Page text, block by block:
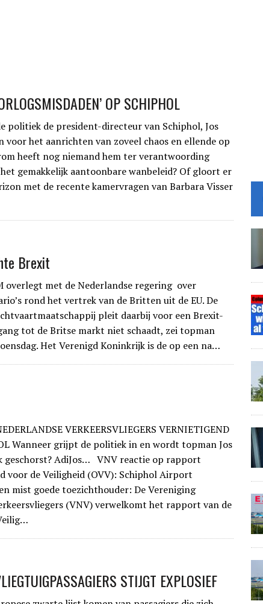
OP SCHIPHOL
politiek de president-directeur van Schiphol, Jos
voor het aanrichten van zoveel chaos en ellende op
heeft nog niemand hem ter verantwoording
gemakkelijk aantoonbare wanbeleid? Of gloort er
met de recente kamervragen van Barbara Visser
Brexit
overlegt met de Nederlandse regering over
rond het vertrek van de Britten uit de EU. De
pleit daarbij voor een Brexit-
tot de Britse markt niet schaadt, zei topman
Het Verenigd Koninkrijk is de op een na…
VERKEERSVLIEGERS VERNIETIGEND
Wanneer grijpt de politiek in en wordt topman Jos
geschorst? AdiJos… VNV reactie op rapport
voor de Veiligheid (OVV): Schiphol Airport
mist goede toezichthouder: De Vereniging
(VNV) verwelkomt het rapport van de
STIJGT EXPLOSIEF